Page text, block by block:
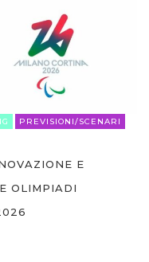
PREVISIONI/SCENARI
E
OLIMPIADI